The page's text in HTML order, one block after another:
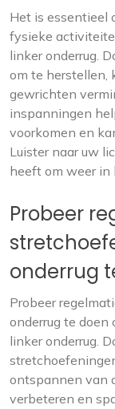
Het is essentieel
fysieke
linker onderrug.
om te herstellen,
gewrichten
inspanningen
voorkomen en
Luister naar uw
heeft om weer in
Probeer
onderrug
Probeer
onderrug te
linker onderrug.
ontspannen van
verbeteren en